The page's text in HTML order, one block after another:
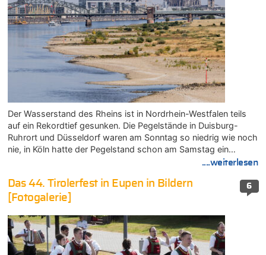
Der Wasserstand des Rheins ist in Nordrhein-Westfalen teils
auf ein Rekordtief gesunken. Die Pegelstände in Duisburg-
Ruhrort und Düsseldorf waren am Sonntag so niedrig wie noch
nie, in Köln hatte der Pegelstand schon am Samstag ein…
....weiterlesen
6
Das 44. Tirolerfest in Eupen in Bildern
[Fotogalerie]